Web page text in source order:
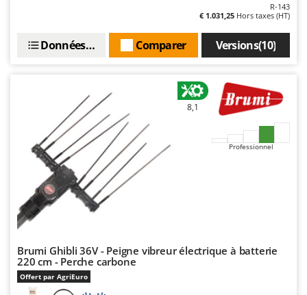
R-143
€ 1.031,25 Hors taxes (HT)
Versions(10)
Comparer
Données techniques
8,1
Professionnel
Brumi Ghibli 36V - Peigne vibreur électrique à batterie
220 cm - Perche carbone
Offert par AgriEuro